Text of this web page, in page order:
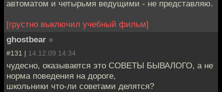
автоматом и четырьмя ведущими - не представляю.
[грустно выключил учебный фильм]
ghostbear »
#131 | 14.12.09 14:34
чудесно, оказывается это СОВЕТЫ БЫВАЛОГО, а не
норма поведения на дороге,
школьники что-ли советами делятся?